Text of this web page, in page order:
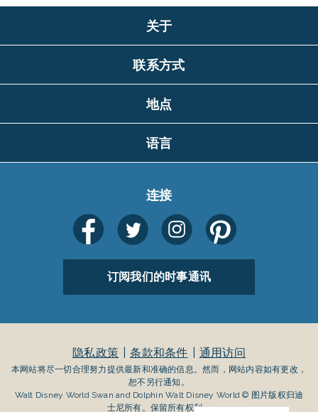
关于
联系方式
地点
语言
连接
订阅我们的时事通讯
隐私政策 条款和条件 通用访问
本网站将尽一切合理努力提供最新和准确的信息。然而，网站内容如有更改，
恕不另行通知。
Walt Disney World Swan and Dolphin Walt Disney World © 图片版权归迪
士尼所有。保留所有权利。